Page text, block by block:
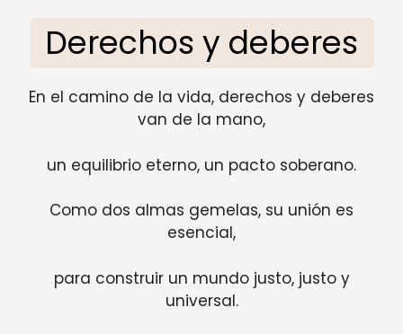
Derechos y deberes
En el camino de la vida, derechos y deberes
van de la mano,
un equilibrio eterno, un pacto soberano.
Como dos almas gemelas, su unión es
esencial,
para construir un mundo justo, justo y
universal.